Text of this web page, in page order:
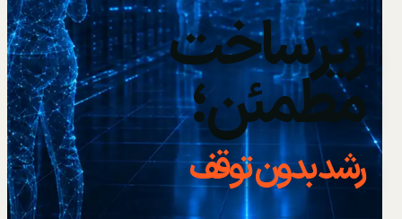
زیرساخت
مطمئن؛
رشد بدون توقف